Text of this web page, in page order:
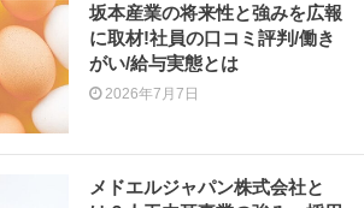
坂本産業の将来性と強みを広報
に取材!社員の口コミ評判/働き
がい/給与実態とは
2026年7月7日
メドエルジャパン株式会社と